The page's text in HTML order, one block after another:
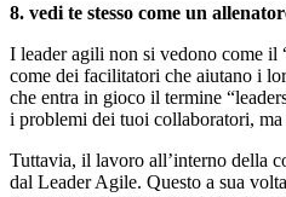
8. vedi te stesso come un
I leader agili non si vedono come il
come dei facilitatori che aiutano i
che entra in gioco il termine
i problemi dei tuoi collaboratori,
Tuttavia, il lavoro all’interno della
dal Leader Agile. Questo a sua